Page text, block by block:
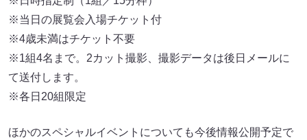
※当日の展覧会入場チケット付
※4歳未満はチケット不要
※1組4名まで。2カット撮影、撮影データは後日メールに
て送付します。
※各日20組限定
ほかのスペシャルイベントについても今後情報公開予定で